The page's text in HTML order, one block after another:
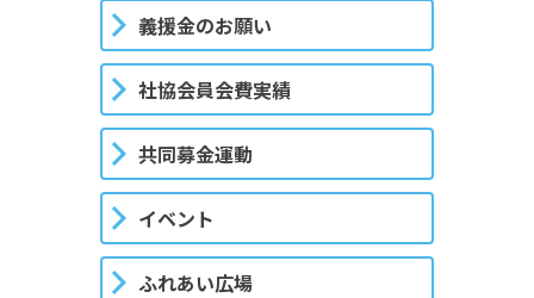
義援金のお願い
社協会員会費実績
共同募金運動
イベント
ふれあい広場